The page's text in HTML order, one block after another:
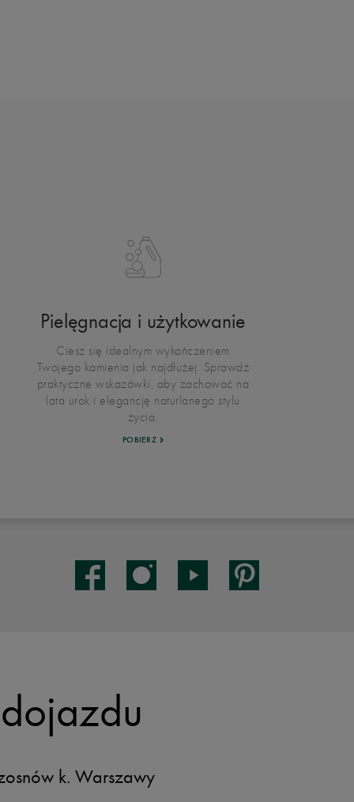
Pielęgnacja i użytkowanie
Ciesz się idealnym wykończeniem
Twojego kamienia jak najdłużej. Sprawdź
praktyczne wskazówki, aby zachować na
lata urok i elegancję naturlanego stylu
życia.
POBIERZ
k. Warszawy